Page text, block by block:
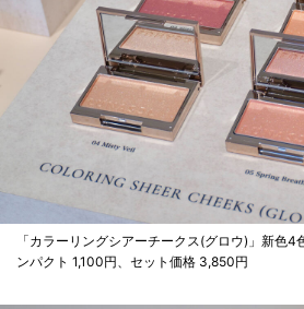
「カラーリングシアーチークス(グロウ)」新色
ンパクト 1,100円、セット価格 3,850円